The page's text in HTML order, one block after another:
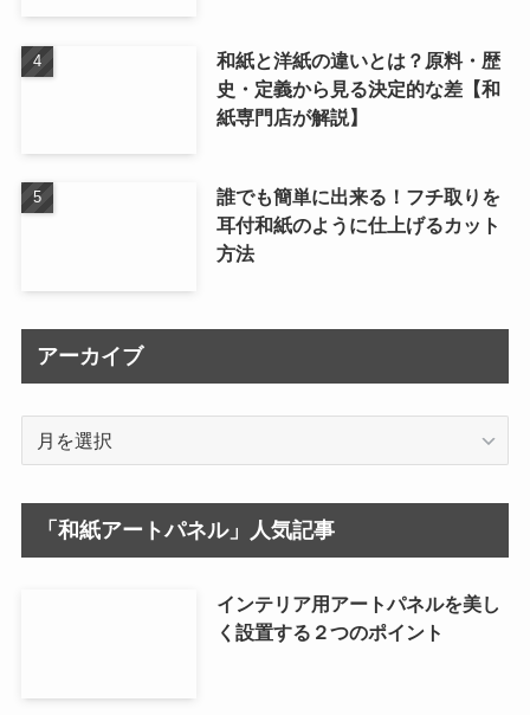
和紙と洋紙の違いとは？原料・歴
史・定義から見る決定的な差【和
紙専門店が解説】
誰でも簡単に出来る！フチ取りを
耳付和紙のように仕上げるカット
方法
アーカイブ
「和紙アートパネル」人気記事
インテリア用アートパネルを美し
く設置する２つのポイント